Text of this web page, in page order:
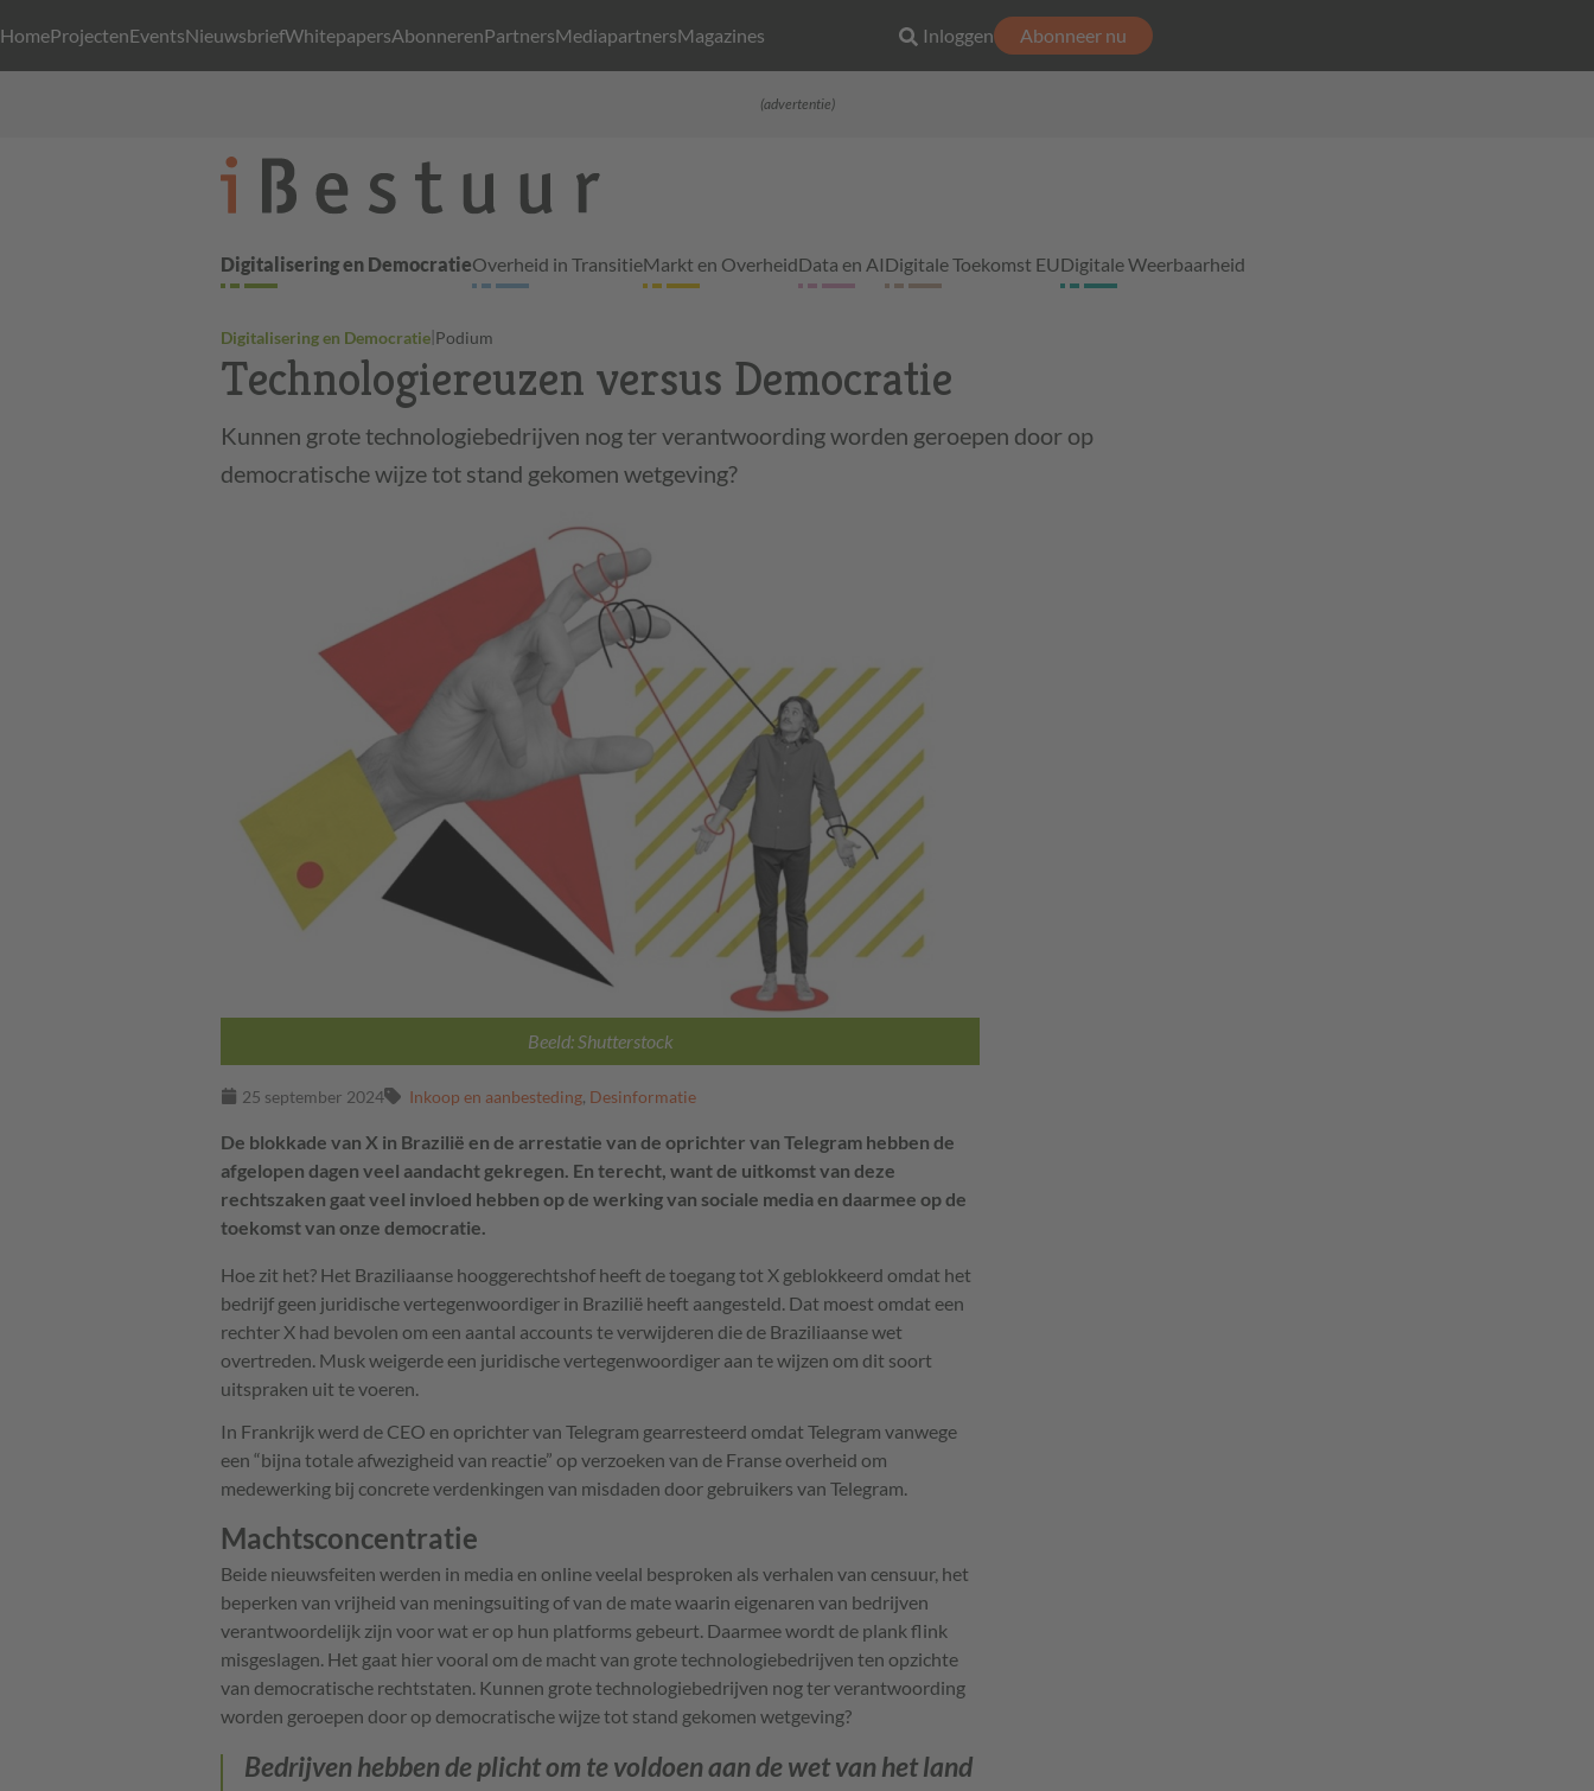
HomeProjectenEventsNieuwsbriefWhitepapersAbonnerenPartnersMediapartnersMagazines Inloggen Abonneer nu
(advertentie)
Digitalisering en DemocratieOverheid in TransitieMarkt en OverheidData en AIDigitale Toekomst EUDigitale Weerbaarheid
Digitalisering en Democratie|Podium
Technologiereuzen versus Democratie
Kunnen grote technologiebedrijven nog ter verantwoording worden geroepen door op
democratische wijze tot stand gekomen wetgeving?
Beeld: Shutterstock
25 september 2024 Inkoop en aanbesteding, Desinformatie
De blokkade van X in Brazilië en de arrestatie van de oprichter van Telegram hebben de
afgelopen dagen veel aandacht gekregen. En terecht, want de uitkomst van deze
rechtszaken gaat veel invloed hebben op de werking van sociale media en daarmee op de
toekomst van onze democratie.
Hoe zit het? Het Braziliaanse hooggerechtshof heeft de toegang tot X geblokkeerd omdat het
bedrijf geen juridische vertegenwoordiger in Brazilië heeft aangesteld. Dat moest omdat een
rechter X had bevolen om een aantal accounts te verwijderen die de Braziliaanse wet
overtreden. Musk weigerde een juridische vertegenwoordiger aan te wijzen om dit soort
uitspraken uit te voeren.
In Frankrijk werd de CEO en oprichter van Telegram gearresteerd omdat Telegram vanwege
een “bijna totale afwezigheid van reactie” op verzoeken van de Franse overheid om
medewerking bij concrete verdenkingen van misdaden door gebruikers van Telegram.
Machtsconcentratie
Beide nieuwsfeiten werden in media en online veelal besproken als verhalen van censuur, het
beperken van vrijheid van meningsuiting of van de mate waarin eigenaren van bedrijven
verantwoordelijk zijn voor wat er op hun platforms gebeurt. Daarmee wordt de plank flink
misgeslagen. Het gaat hier vooral om de macht van grote technologiebedrijven ten opzichte
van democratische rechtstaten. Kunnen grote technologiebedrijven nog ter verantwoording
worden geroepen door op democratische wijze tot stand gekomen wetgeving?
Bedrijven hebben de plicht om te voldoen aan de wet van het land